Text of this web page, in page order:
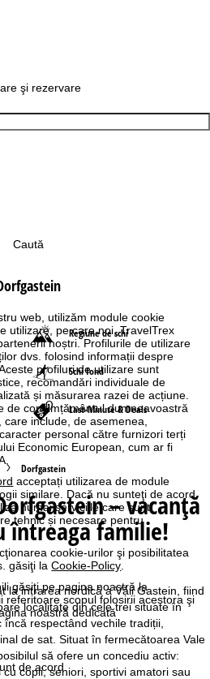
web, utilizăm module cookie
utilizare, pe care noi, TravelTrex
noștri. Profilurile de utilizare
dvs. folosind informații despre
profiluri de utilizare sunt
recomandări individuale de
și măsurarea razei de acțiune.
de consimțământul dumneavoastră
include, de asemenea,
personal către furnizori terți
Economic European, cum ar fi
acceptați utilizarea de module
similare. Dacă nu sunteţi de acord,
numai serviciile care sunt
tehnic și necesare pentru
cookie-urilor şi posibilitatea
găsiţi laCookie-Policy
găsiţi pe pagina noastră la
referitoare scopul folosirii acestora şi
noastră dedicată
de acord
şi rezervare
Caută
Regiune de schi
Schi fond
Last-Minute & Deals
Dorfgastein
– vacanţă
întreaga familie!
la intrarea nordică a Văii Gastein, fiind
localitate din cele trei situate în
respectând vechile tradiții,
de sat. Situat în fermecătoarea Vale
să ofere un concediu activ:
copii, seniori, sportivi amatori sau